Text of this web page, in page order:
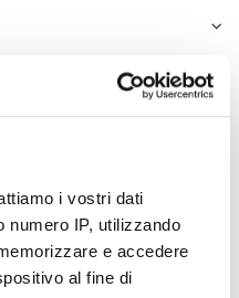
i vostri dati
numero IP, utilizzando
e accedere
al fine di
potrebbero